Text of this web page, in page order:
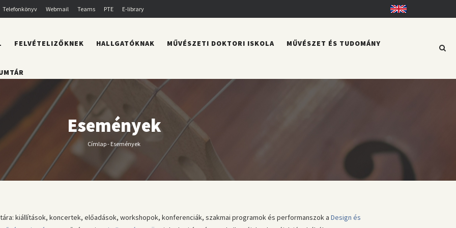
Telefonkönyv Webmail Teams PTE E-library English
FELVÉTELIZŐKNEK HALLGATÓKNAK MŰVÉSZETI DOKTORI ISKOLA MŰVÉSZET ÉS TUDOMÁNY
Események
Morzsa
Címlap- Események
kiállítások, koncertek, előadások, workshopok, konferenciák, szakmai programok és performanszok a Design és